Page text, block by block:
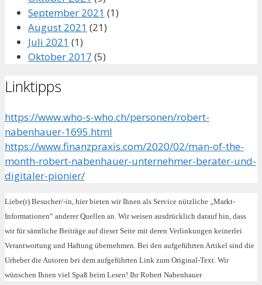
September 2021 (1)
August 2021 (21)
Juli 2021 (1)
Oktober 2017 (5)
Linktipps
https://www.who-s-who.ch/personen/robert-
nabenhauer-1695.html
https://www.finanzpraxis.com/2020/02/man-of-the-
month-robert-nabenhauer-unternehmer-berater-und-
digitaler-pionier/
Liebe(r) Besucher/-in, hier bieten wir Ihnen als Service nützliche „Markt-
Informationen“ anderer Quellen an. Wir weisen ausdrücklich darauf hin, dass
wir für sämtliche Beiträge auf dieser Seite mit deren Verlinkungen keinerlei
Verantwortung und Haftung übernehmen. Bei den aufgeführten Artikel sind die
Urheber die Autoren bei dem aufgeführten Link zum Original-Text. Wir
wünschen Ihnen viel Spaß beim Lesen! Ihr Robert Nabenhauer